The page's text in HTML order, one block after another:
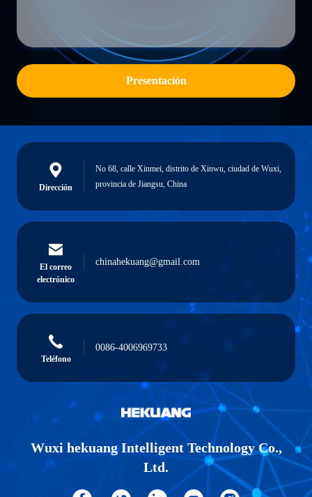
Presentación
Dirección
No 68, calle Xinmei, distrito de Xinwu, ciudad de Wuxi,
provincia de Jiangsu, China
El correo
electrónico
chinahekuang@gmail.com
Teléfono
0086-4006969733
Wuxi hekuang Intelligent Technology Co.,
Ltd.